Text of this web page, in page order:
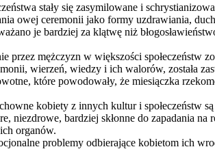
stały się zasymilowane i
owej ceremonii jako formy uzdrawiania,
je bardziej za klątwę niż
przez mężczyzn w większości społeczeństw
wierzeń, wiedzy i ich walorów, została
które powodowały, że miesiączka
kobiety z innych kultur i społeczeństw
niezdrowe, bardziej skłonne do zapadania
organów.
problemy odbierające kobietom ich